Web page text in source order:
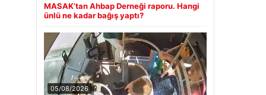
MASAK’tan Ahbap Derneği raporu. Hangi
ünlü ne kadar bağış yaptı?
05/08/2026